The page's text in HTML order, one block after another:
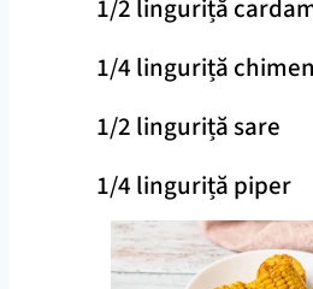
1/2 linguriță
1/4 linguriță
1/2 linguriță sare
1/4 linguriță piper